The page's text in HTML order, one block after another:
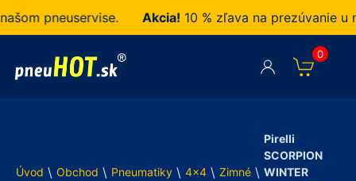
pneuservise. Akcia!10 % zľava na prezúvanie u
0
Úvod \ Obchod \ Pneumatiky \ 4x4 \ Zimné \
Pirelli
SCORPION
WINTER